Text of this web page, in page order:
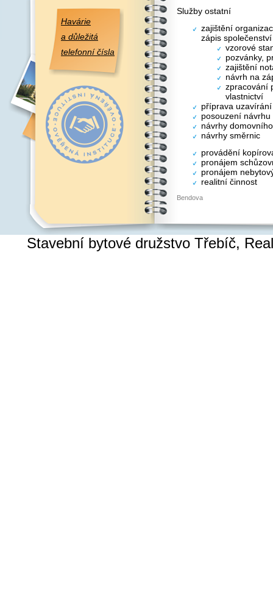
Havárie
a důležitá
telefonní čísla
Služby ostatní
zajištění
zápis
vzorové
pozvánky,
zajištění
návrh na
zpracování
vlastnictví
příprava
posouzení
návrhy
návrhy směrnic
provádění
pronájem
pronájem
realitní činnost
Bendova
Stavební bytové družstvo Třebíč,